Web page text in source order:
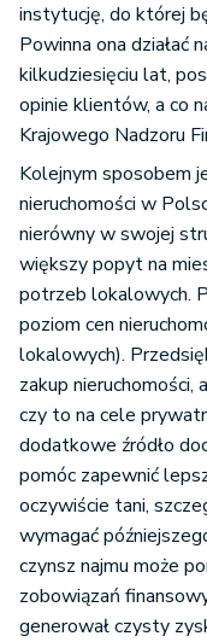
instytucję, do której
Powinna ona działać
kilkudziesięciu lat,
opinie klientów, a co
Krajowego Nadzoru
Kolejnym sposobem
nieruchomości w
nierówny w swojej
większy popyt na
potrzeb lokalowych.
poziom cen
lokalowych).
zakup nieruchomości,
czy to na cele
dodatkowe źródło
pomóc zapewnić
oczywiście tani,
wymagać
czynsz najmu może
zobowiązań
generował czysty